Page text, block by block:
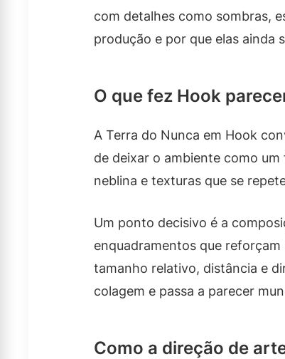
com detalhes como sombras,
produção e por que elas ainda
O que fez Hook
A Terra do Nunca em Hook
de deixar o ambiente como
neblina e texturas que se
Um ponto decisivo é a
enquadramentos que
tamanho relativo, distância e
colagem e passa a parecer
Como a direção de